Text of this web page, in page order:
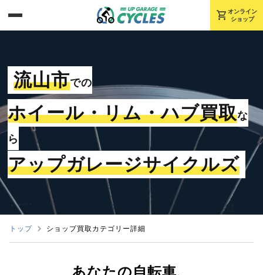
shopping_cart オンライン
ショップ
流山市での
ホイール・リム・ハブ買取な
ら
アップガレージサイクルズ
トップ ショップ買取カテゴリー詳細
あなたの自転車、